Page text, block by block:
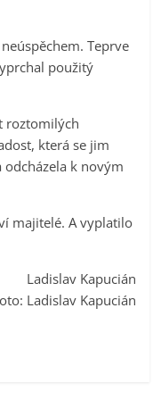
Teprve
použitý
roztomilých
která se jim
k novým
majitelé. A vyplatilo
Ladislav Kapucián
Ladislav Kapucián